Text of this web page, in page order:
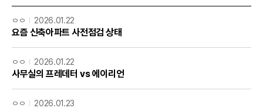
ㅇㅇ 2026.01.22
요즘 신축아파트 사전점검 상태
ㅇㅇ 2026.01.22
사무실의 프레데터 vs 에이리언
ㅇㅇ 2026.01.23